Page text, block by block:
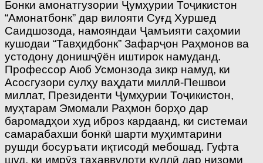
Бонки амонатгузории Ҷумҳурии Тоҷикистон
“Амонатбонк” дар вилояти Суғд Хуршед
Саидшозода, намояндаи Ҷамъияти саҳомии
кушодаи “Тавҳидбонк” Зафарҷон Раҳмонов ва
устодону донишҷӯён иштирок намуданд.
Профессор Аюб Усмонзода зикр намуд, ки
Асосгузори сулҳу ваҳдати миллӣ-Пешвои
миллат, Президенти Ҷумҳурии Тоҷикистон,
муҳтарам Эмомали Раҳмон борҳо дар
баромадҳои худ иброз кардаанд, ки системаи
самарабахши бонкӣ шарти муҳимтарини
рушди босуръати иқтисодӣ мебошад. Гуфта
шуд, ки имрӯз таҳаввулоти куллӣ дар низоми